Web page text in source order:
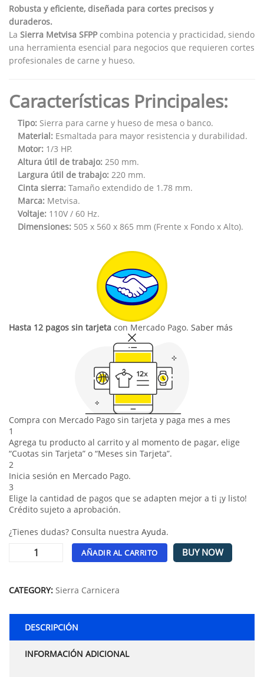
Robusta y eficiente, diseñada para cortes precisos y
duraderos.
La Sierra Metvisa SFPPcombina potencia y practicidad, siendo
una herramienta esencial para negocios que requieren cortes
profesionales de carne y hueso.
Características Principales:
Tipo: Sierra para carne y hueso de mesa o banco.
Material: Esmaltada para mayor resistencia y durabilidad.
Motor: 1/3 HP.
Altura útil de trabajo: 250 mm.
Largura útil de trabajo: 220 mm.
Cinta sierra: Tamaño extendido de 1.78 mm.
Marca: Metvisa.
Voltaje: 110V / 60 Hz.
Dimensiones: 505 x 560 x 865 mm (Frente x Fondo x Alto).
Hasta 12 pagos sin tarjeta con Mercado Pago. Saber más
Compra con Mercado Pago sin tarjeta y paga mes a mes
1
Agrega tu producto al carrito y al momento de pagar, elige
“Cuotas sin Tarjeta” o “Meses sin Tarjeta”.
2
Inicia sesión en Mercado Pago.
3
Elige la cantidad de pagos que se adapten mejor a ti ¡y listo!
Crédito sujeto a aprobación.
¿Tienes dudas? Consulta nuestra Ayuda.
AÑADIR AL CARRITO BUY NOW
CATEGORY: Sierra Carnicera
DESCRIPCIÓN
INFORMACIÓN ADICIONAL